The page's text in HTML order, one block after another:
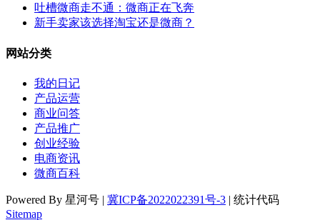
吐槽微商走不通：微商正在飞奔
新手卖家该选择淘宝还是微商？
网站分类
我的日记
产品运营
商业问答
产品推广
创业经验
电商资讯
微商百科
Powered By 星河号 | 冀ICP备2022022391号-3 | 统计代码
Sitemap